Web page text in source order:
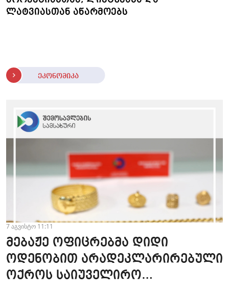
ლატვიასთან აწარმოებს
ეკონომიკა
7 აგვისტო 11:11
მებაჟე ოფიცრებმა დიდი
ოდენობით არადეკლარირებული
ოქროს საიუველირო